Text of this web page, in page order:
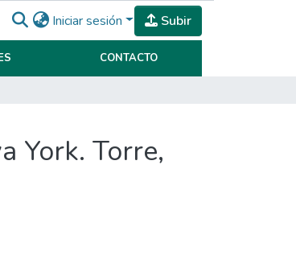
Iniciar sesión Subir
CONTACTO
York. Torre,